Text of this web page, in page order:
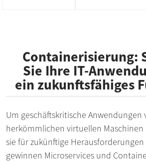
Containerisierung:
Sie Ihre IT-
ein zukunftsfähiges
Um geschäftskritische Anwendungen
herkömmlichen virtuellen Maschinen
sie für zukünftige
gewinnen Microservices und